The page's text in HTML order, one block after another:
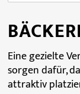
Eine gezielte
sorgen dafür,
attraktiv